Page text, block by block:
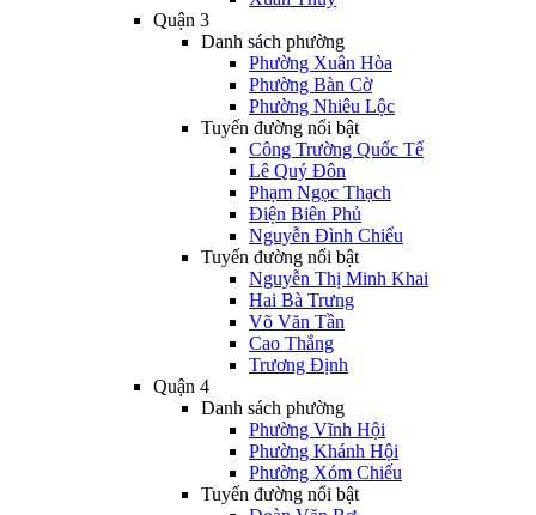
Quận 3
Danh sách phường
Phường Xuân Hòa
Phường Bàn Cờ
Phường Nhiêu Lộc
Tuyến đường nổi bật
Công Trường Quốc Tế
Lê Quý Đôn
Phạm Ngọc Thạch
Điện Biên Phủ
Nguyễn Đình Chiểu
Tuyến đường nổi bật
Nguyễn Thị Minh Khai
Hai Bà Trưng
Võ Văn Tần
Cao Thắng
Trương Định
Quận 4
Danh sách phường
Phường Vĩnh Hội
Phường Khánh Hội
Phường Xóm Chiếu
Tuyến đường nổi bật